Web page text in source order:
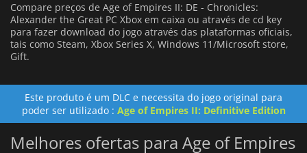
Compare preços de Age of Empires II: DE - Chronicles:
Alexander the Great PC Xbox em caixa ou através de cd key
para fazer download do jogo através das plataformas oficiais,
tais como Steam, Xbox Series X, Windows 11/Microsoft store,
Gift.
Este produto é um DLC e necessita do jogo original para
poder ser utilizado : Age of Empires II: Definitive Edition
Melhores ofertas para Age of Empires